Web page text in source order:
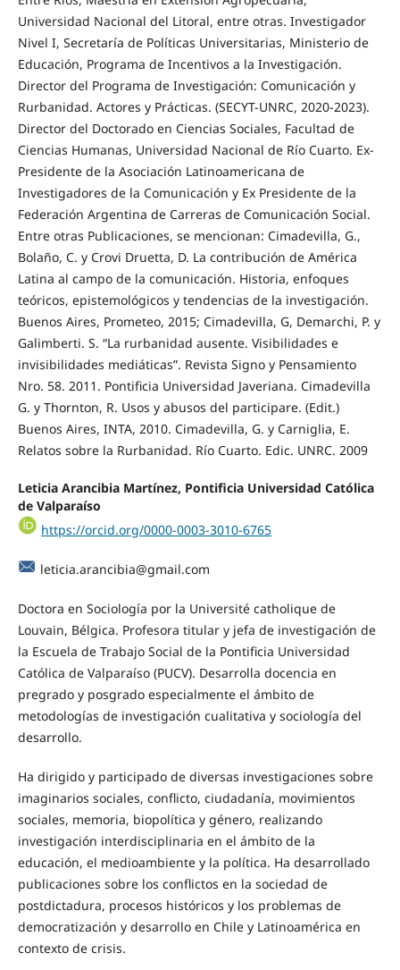
Universidad Nacional del Litoral, entre otras. Investigador
Nivel I, Secretaría de Políticas Universitarias, Ministerio de
Educación, Programa de Incentivos a la Investigación.
Director del Programa de Investigación: Comunicación y
Rurbanidad. Actores y Prácticas. (SECYT-UNRC, 2020-2023).
Director del Doctorado en Ciencias Sociales, Facultad de
Ciencias Humanas, Universidad Nacional de Río Cuarto. Ex-
Presidente de la Asociación Latinoamericana de
Investigadores de la Comunicación y Ex Presidente de la
Federación Argentina de Carreras de Comunicación Social.
Entre otras Publicaciones, se mencionan: Cimadevilla, G.,
Bolaño, C. y Crovi Druetta, D. La contribución de América
Latina al campo de la comunicación. Historia, enfoques
teóricos, epistemológicos y tendencias de la investigación.
Buenos Aires, Prometeo, 2015; Cimadevilla, G, Demarchi, P. y
Galimberti. S. “La rurbanidad ausente. Visibilidades e
invisibilidades mediáticas”. Revista Signo y Pensamiento
Nro. 58. 2011. Pontificia Universidad Javeriana. Cimadevilla
G. y Thornton, R. Usos y abusos del participare. (Edit.)
Buenos Aires, INTA, 2010. Cimadevilla, G. y Carniglia, E.
Relatos sobre la Rurbanidad. Río Cuarto. Edic. UNRC. 2009
Leticia Arancibia Martínez, Pontificia Universidad Católica
de Valparaíso
https://orcid.org/0000-0003-3010-6765
leticia.arancibia@gmail.com
Doctora en Sociología por la Université catholique de
Louvain, Bélgica. Profesora titular y jefa de investigación de
la Escuela de Trabajo Social de la Pontificia Universidad
Católica de Valparaíso (PUCV). Desarrolla docencia en
pregrado y posgrado especialmente el ámbito de
metodologías de investigación cualitativa y sociología del
desarrollo.
Ha dirigido y participado de diversas investigaciones sobre
imaginarios sociales, conflicto, ciudadanía, movimientos
sociales, memoria, biopolítica y género, realizando
investigación interdisciplinaria en el ámbito de la
educación, el medioambiente y la política. Ha desarrollado
publicaciones sobre los conflictos en la sociedad de
postdictadura, procesos históricos y los problemas de
democratización y desarrollo en Chile y Latinoamérica en
contexto de crisis.